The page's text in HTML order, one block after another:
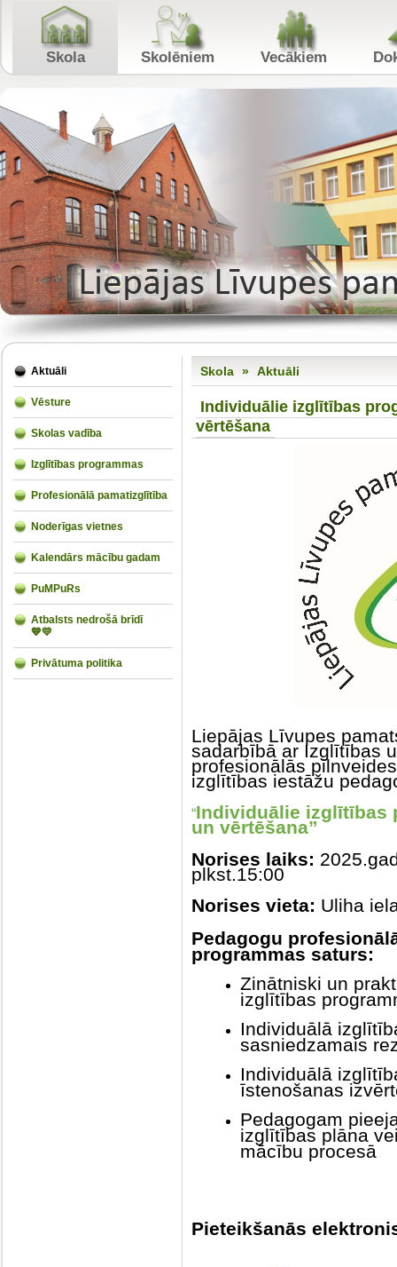
Skola Skolēniem Vecākiem
Aktuāli
Vēsture
Skolas vadība
Izglītības programmas
Profesionālā pamatizglītība
Noderīgas vietnes
Kalendārs mācību gadam
PuMPuRs
Atbalsts nedrošā brīdī
💙💛
Privātuma politika
Skola » Aktuāli
Individuālie izglītības
vērtēšana
Liepājas Līvupes
sadarbībā ar Izglītības
profesionālās
izglītības iestāžu
“Individuālie izglītības
un vērtēšana”
Norises laiks:
plkst.15:00
Norises vieta: Uliha
Pedagogu
programmas saturs:
Zinātniski un
izglītības
Individuālā
sasniedzamais
Individuālā
īstenošanas
Pedagogam
izglītības plāna
mācību procesā
Pieteikšanās